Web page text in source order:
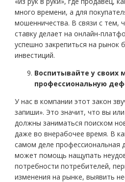
много времени, а для
мошенничества. В связи с тем,
ставку делает на онлайн-
успешно закрепиться на рынок
инвестиций.
Воспитывайте у своих
профессиональную
У нас в компании этот закон
запиши». Это значит, что вы
должны заниматься поиском
даже во внерабочее время. В
самом деле профессиональная
может помощь нащупать
потребности потребителей,
изменения на рынке, выявить